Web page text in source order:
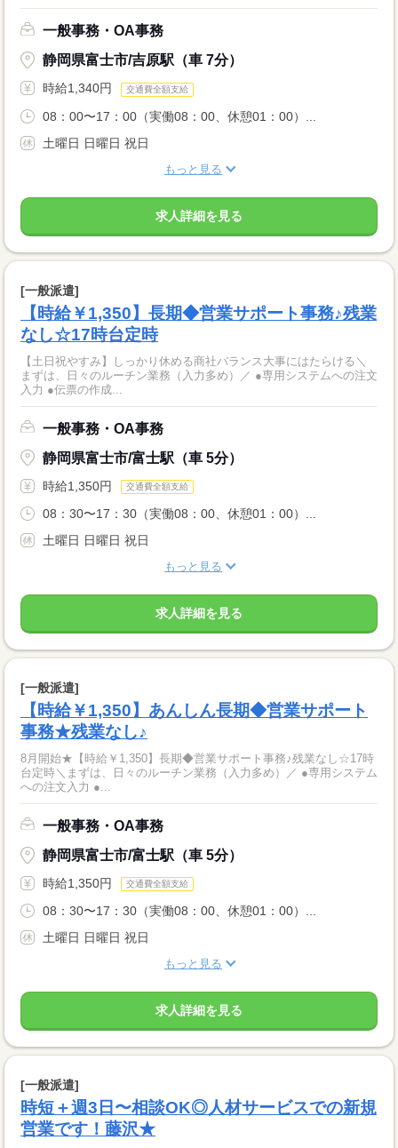
一般事務・OA事務
静岡県富士市/吉原駅（車 7分）
時給1,340円 交通費全額支給
08：00〜17：00（実働08：00、休憩01：00）...
土曜日 日曜日 祝日
もっと見る
求人詳細を見る
[一般派遣]
【時給￥1,350】長期◆営業サポート事務♪残業
なし☆17時台定時
【土日祝やすみ】しっかり休める商社バランス大事にはたらける＼
まずは、日々のルーチン業務（入力多め）／ ●専用システムへの注文
入力 ●伝票の作成...
一般事務・OA事務
静岡県富士市/富士駅（車 5分）
時給1,350円 交通費全額支給
08：30〜17：30（実働08：00、休憩01：00）...
土曜日 日曜日 祝日
もっと見る
求人詳細を見る
[一般派遣]
【時給￥1,350】あんしん長期◆営業サポート
事務★残業なし♪
8月開始★【時給￥1,350】長期◆営業サポート事務♪残業なし☆17時
台定時＼まずは、日々のルーチン業務（入力多め）／ ●専用システム
への注文入力 ●...
一般事務・OA事務
静岡県富士市/富士駅（車 5分）
時給1,350円 交通費全額支給
08：30〜17：30（実働08：00、休憩01：00）...
土曜日 日曜日 祝日
もっと見る
求人詳細を見る
[一般派遣]
時短＋週3日〜相談OK◎人材サービスでの新規
営業です！藤沢★